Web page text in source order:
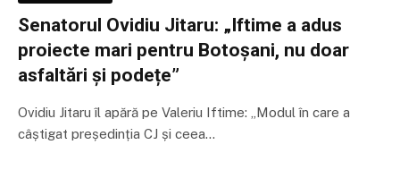
Senatorul Ovidiu Jitaru: „Iftime a adus
proiecte mari pentru Botoșani, nu doar
asfaltări și podețe”
Ovidiu Jitaru îl apără pe Valeriu Iftime: „Modul în care a
câștigat președinția CJ și ceea…